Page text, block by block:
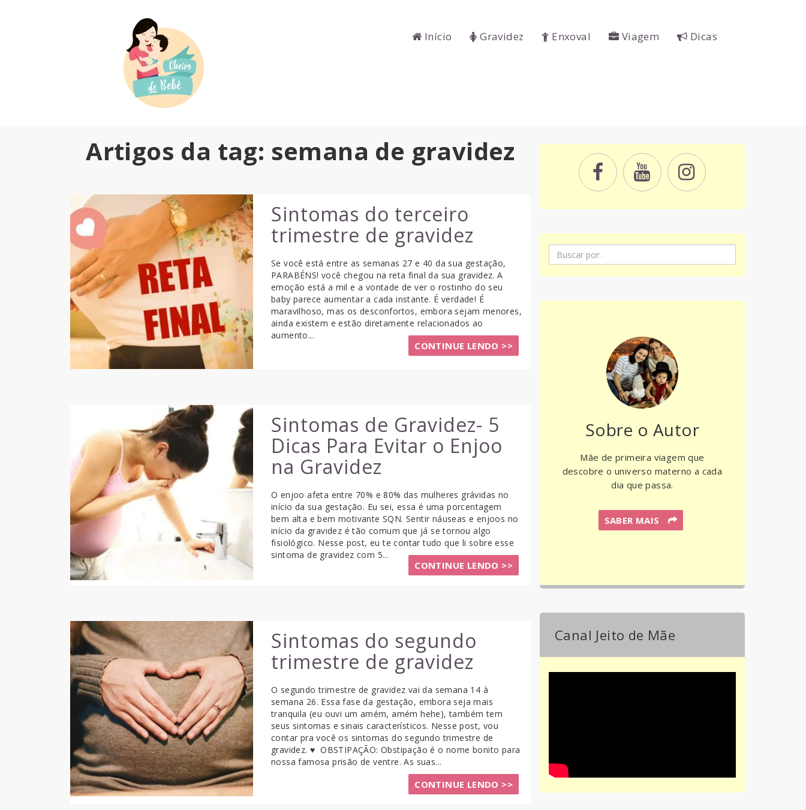
Início Gravidez Enxoval Viagem Dicas
Artigos da tag: semana de gravidez
Sintomas do terceiro
trimestre de gravidez
Se você está entre as semanas 27 e 40 da sua gestação,
PARABÉNS! você chegou na reta final da sua gravidez. A
emoção está a mil e a vontade de ver o rostinho do seu
baby parece aumentar a cada instante. É verdade! É
maravilhoso, mas os desconfortos, embora sejam menores,
ainda existem e estão diretamente relacionados ao
aumento...
CONTINUE LENDO >>
Sintomas de Gravidez- 5
Dicas Para Evitar o Enjoo
na Gravidez
O enjoo afeta entre 70% e 80% das mulheres grávidas no
início da sua gestação. Eu sei, essa é uma porcentagem
bem alta e bem motivante SQN. Sentir náuseas e enjoos no
início da gravidez é tão comum que já se tornou algo
fisiológico. Nesse post, eu te contar tudo que li sobre esse
sintoma de gravidez com 5...
CONTINUE LENDO >>
Sintomas do segundo
trimestre de gravidez
O segundo trimestre de gravidez vai da semana 14 à
semana 26. Essa fase da gestação, embora seja mais
tranquila (eu ouvi um amém, amém hehe), também tem
seus sintomas e sinais característicos. Nesse post, vou
contar pra você os sintomas do segundo trimestre de
gravidez. ♥ OBSTIPAÇÃO: Obstipação é o nome bonito para
nossa famosa prisão de ventre. As suas...
CONTINUE LENDO >>
Pesquisa
Sobre o Autor
Mãe de primeira viagem que
descobre o universo materno a cada
dia que passa.
SABER MAIS
Canal Jeito de Mãe